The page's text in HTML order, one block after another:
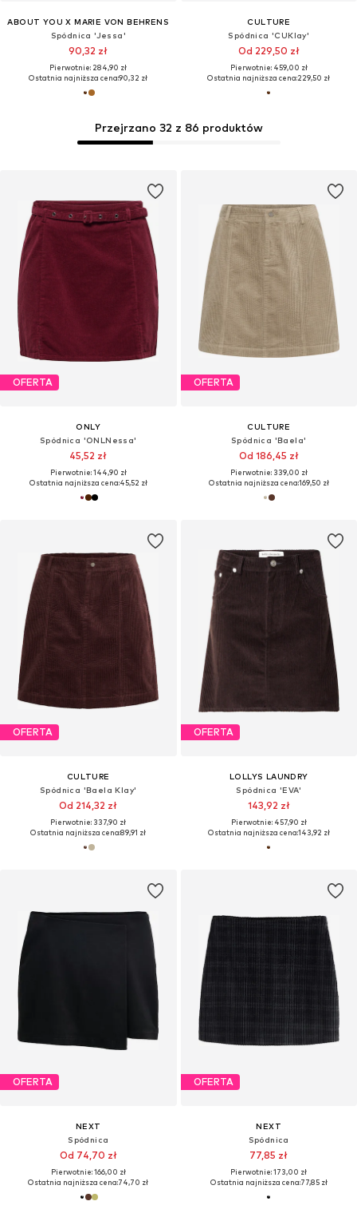
ABOUT YOU X MARIE VON BEHRENS
Spódnica 'Jessa'
90,32 zł
Pierwotnie: 284,90 zł
Ostatnia najniższa cena:90,32 zł
Przejrzano 32 z 86 produktów
CULTURE
Spódnica 'CUKlay'
Od 229,50 zł
Pierwotnie: 459,00 zł
Ostatnia najniższa cena:229,50 zł
OFERTA
ONLY
Spódnica 'ONLNessa'
45,52 zł
Pierwotnie: 144,90 zł
Ostatnia najniższa cena:45,52 zł
OFERTA
CULTURE
Spódnica 'Baela'
Od 186,45 zł
Pierwotnie: 339,00 zł
Ostatnia najniższa cena:169,50 zł
OFERTA
CULTURE
Spódnica 'Baela Klay'
Od 214,32 zł
Pierwotnie: 337,90 zł
Ostatnia najniższa cena:89,91 zł
OFERTA
LOLLYS LAUNDRY
Spódnica 'EVA'
143,92 zł
Pierwotnie: 457,90 zł
Ostatnia najniższa cena:143,92 zł
OFERTA
NEXT
Spódnica
Od 74,70 zł
Pierwotnie: 166,00 zł
Ostatnia najniższa cena:74,70 zł
OFERTA
NEXT
Spódnica
77,85 zł
Pierwotnie: 173,00 zł
Ostatnia najniższa cena:77,85 zł